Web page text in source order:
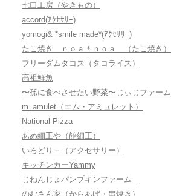
七口工房（やきもの）
accord(ｱｸｾｻﾘｰ)
yomogi& *smile made*(ｱｸｾｻﾘｰ)
たこ焼き ｎｏａ＊ｎｏａ （たこ焼き）
フリーダムタコス（タコライス）
高祖鮮魚
〜孫に食べさせたい野菜〜じぃじファーム
m_amulet（エム・アミュレット）
National Pizza
あめ細工や（飴細工）
いろどり＋（アクセサリー）
キッチンカーYammy
じねんじょパンプキンファーム
のむさん家（からあげ・串焼き）